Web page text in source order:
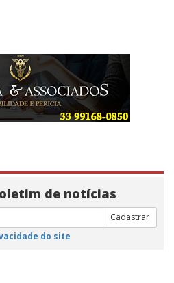
de notícias
Cadastrar
do site